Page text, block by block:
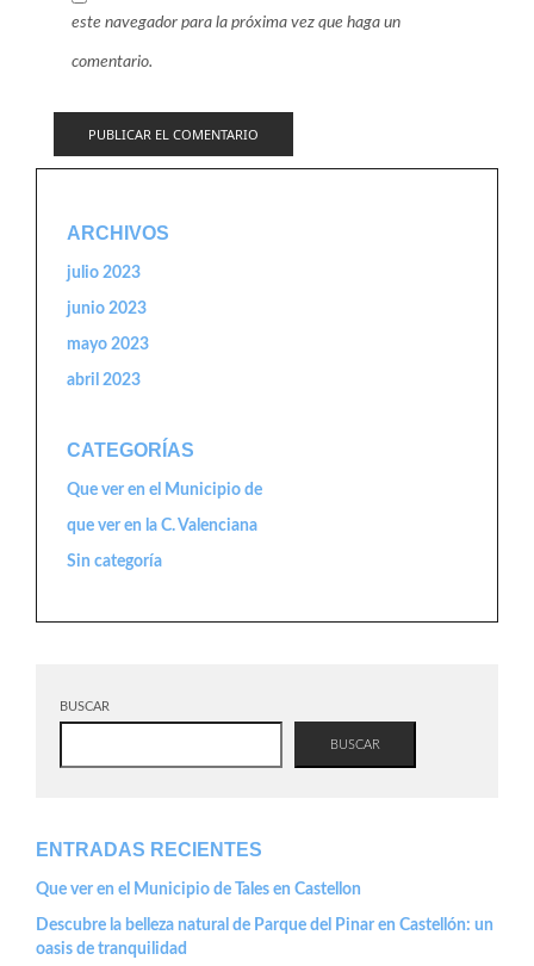
este navegador para la próxima vez que haga un
comentario.
ARCHIVOS
julio 2023
junio 2023
mayo 2023
abril 2023
CATEGORÍAS
Que ver en el Municipio de
que ver en la C. Valenciana
Sin categoría
BUSCAR
BUSCAR
ENTRADAS RECIENTES
Que ver en el Municipio de Tales en Castellon
Descubre la belleza natural de Parque del Pinar en Castellón: un
oasis de tranquilidad